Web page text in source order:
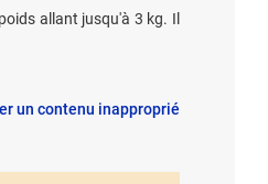
allant jusqu'à 3 kg. Il
un contenu inapproprié